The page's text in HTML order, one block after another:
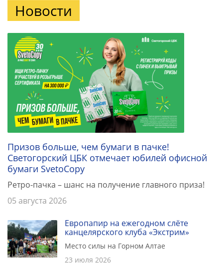
Новости
Призов больше, чем бумаги в пачке!
Светогорский ЦБК отмечает юбилей офисной
бумаги SvetoCopy
Ретро-пачка – шанс на получение главного приза!
05 августа 2026
Европапир на ежегодном слёте
канцелярского клуба «Экстрим»
Место силы на Горном Алтае
23 июля 2026